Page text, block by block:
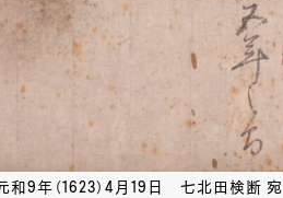
9年（1623）4月19日 七北田検断 宛